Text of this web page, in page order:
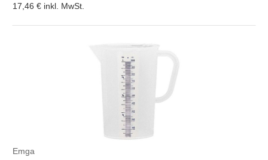
17,46 € inkl. MwSt.
Emga